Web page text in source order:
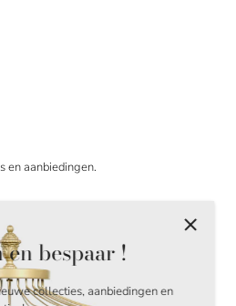
bespaar !
collecties, aanbiedingen en
en aanbiedingen.